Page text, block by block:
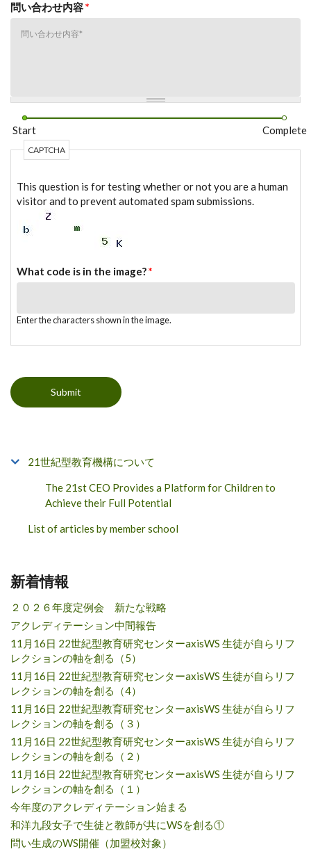
問い合わせ内容*
Start Complete
CAPTCHA
This question is for testing whether or not you are a human
visitor and to prevent automated spam submissions.
What code is in the image?*
Enter the characters shown in the image.
21世紀型教育機構について
The 21st CEO Provides a Platform for Children to
Achieve their Full Potential
List of articles by member school
新着情報
２０２６年度定例会 新たな戦略
アクレディテーション中間報告
11月16日 22世紀型教育研究センターaxisWS 生徒が自らリフ
レクションの軸を創る（5）
11月16日 22世紀型教育研究センターaxisWS 生徒が自らリフ
レクションの軸を創る（4）
11月16日 22世紀型教育研究センターaxisWS 生徒が自らリフ
レクションの軸を創る（３）
11月16日 22世紀型教育研究センターaxisWS 生徒が自らリフ
レクションの軸を創る（２）
11月16日 22世紀型教育研究センターaxisWS 生徒が自らリフ
レクションの軸を創る（１）
今年度のアクレディテーション始まる
和洋九段女子で生徒と教師が共にWSを創る①
問い生成のWS開催（加盟校対象）